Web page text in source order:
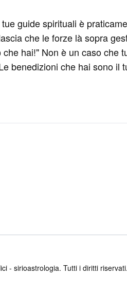
guide spirituali è
che le forze là sopra
hai!" Non è un caso
benedizioni che hai sono
- sirioastrologia. Tutti i diritti riservati.